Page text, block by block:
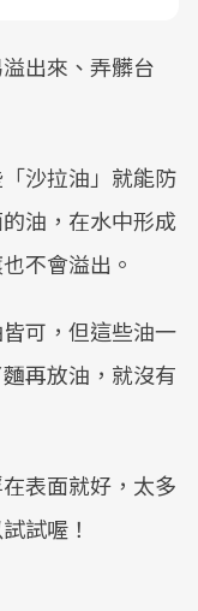
出來、弄髒台
沙拉油」就能防
油，在水中形成
不會溢出。
可，但這些油一
再放油，就沒有
表面就好，太多
試喔！